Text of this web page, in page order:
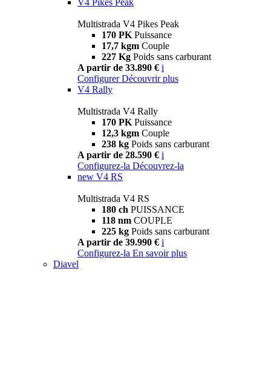
Multistrada V4 Pikes Peak
170 PK Puissance
17,7 kgm Couple
227 Kg Poids sans carburant
A partir de 33.890 € i
Configurer Découvrir plus
V4 Rally
Multistrada V4 Rally
170 PK Puissance
12,3 kgm Couple
238 kg Poids sans carburant
A partir de 28.590 € i
Configurez-la Découvrez-la
new V4 RS
Multistrada V4 RS
180 ch PUISSANCE
118 nm COUPLE
225 kg Poids sans carburant
A partir de 39.990 € i
Configurez-la En savoir plus
Diavel